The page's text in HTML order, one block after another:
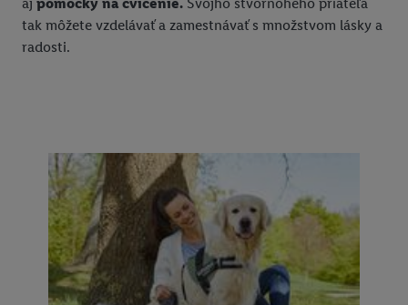
tak môžete vzdelávať a zamestnávať s množstvom lásky a
radosti.